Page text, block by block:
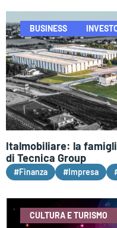
BUSINESS
Italmobiliare: la
di Tecnica Group
#Finanza #Impresa
CULTURA E TURISMO